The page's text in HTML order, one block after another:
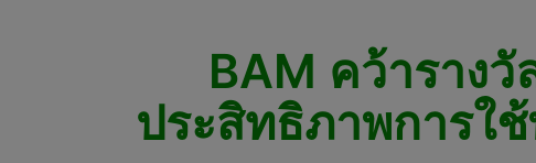
BAM คว้าราง
ประสิทธิภาพการใ